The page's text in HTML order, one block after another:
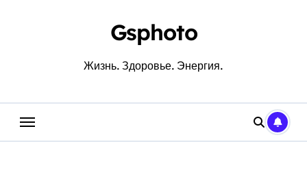
Gsphoto
Жизнь. Здоровье. Энергия.